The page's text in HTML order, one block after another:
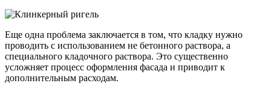
Еще одна проблема заключается в том, что кладку нужно
проводить с использованием не бетонного раствора, а
специального кладочного раствора. Это существенно
усложняет процесс оформления фасада и приводит к
дополнительным расходам.